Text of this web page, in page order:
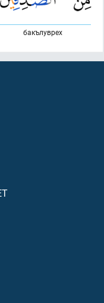
бакълуврех